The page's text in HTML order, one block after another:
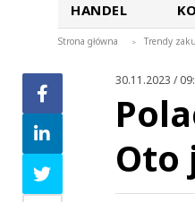
HANDEL
Strona główna > Trendy
30.11.2023 /
Oto